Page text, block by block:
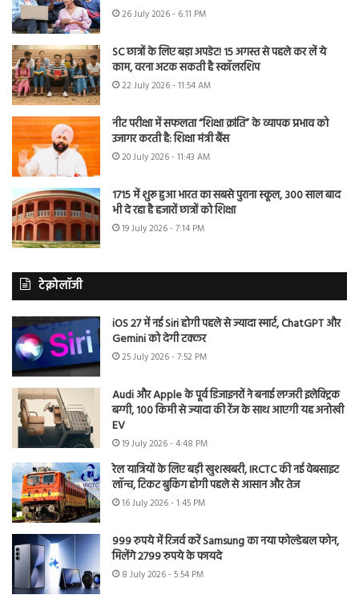
26 July 2026 - 6:11 PM
SC छात्रों के लिए बड़ा अपडेट! 15 अगस्त से पहले कर लें ये
काम, वरना अटक सकती है स्कॉलरशिप
22 July 2026 - 11:54 AM
नीट परीक्षा में सफलता “शिक्षा क्रांति” के व्यापक प्रभाव को
उजागर करती है: शिक्षा मंत्री बैंस
20 July 2026 - 11:43 AM
1715 में शुरू हुआ भारत का सबसे पुराना स्कूल, 300 साल बाद
भी दे रहा है हजारों छात्रों को शिक्षा
19 July 2026 - 7:14 PM
टेक्नोलॉजी
iOS 27 में नई Siri होगी पहले से ज्यादा स्मार्ट, ChatGPT और
Gemini को देगी टक्कर
25 July 2026 - 7:52 PM
Audi और Apple के पूर्व डिजाइनरों ने बनाई लग्जरी इलेक्ट्रिक
बग्गी, 100 किमी से ज्यादा की रेंज के साथ आएगी यह अनोखी
EV
19 July 2026 - 4:48 PM
रेल यात्रियों के लिए बड़ी खुशखबरी, IRCTC की नई वेबसाइट
लॉन्च, टिकट बुकिंग होगी पहले से आसान और तेज
16 July 2026 - 1:45 PM
999 रुपये में रिजर्व करें Samsung का नया फोल्डेबल फोन,
मिलेंगे 2799 रुपये के फायदे
8 July 2026 - 5:54 PM